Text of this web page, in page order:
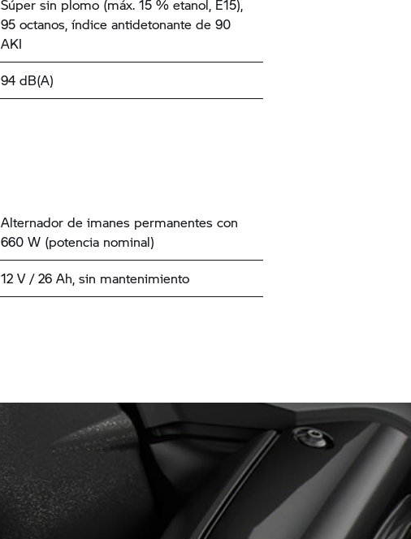
Súper sin plomo (máx. 15 % etanol, E15),
95 octanos, índice antidetonante de 90
AKI
94 dB(A)
Alternador de imanes permanentes con
660 W (potencia nominal)
12 V / 26 Ah, sin mantenimiento